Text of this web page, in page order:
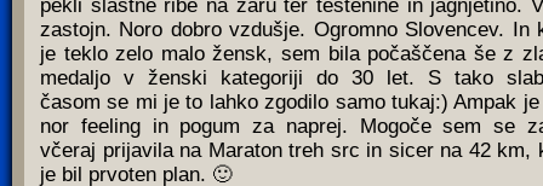
zastojn. Noro dobro vzdušje. Ogromno Slovencev. In
je teklo zelo malo žensk, sem bila počaščena še z
medaljo v ženski kategoriji do 30 let. S tako
časom se mi je to lahko zgodilo samo tukaj:) Ampak
nor feeling in pogum za naprej. Mogoče sem se
včeraj prijavila na Maraton treh src in sicer na 42 km,
je bil prvoten plan. 🙂